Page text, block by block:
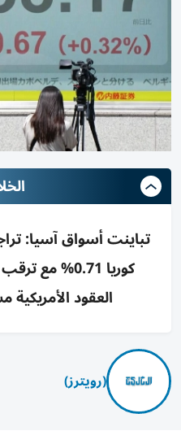
تباينت أسواق آسيا:
كوريا 0.71%
العقود
(رويترز)